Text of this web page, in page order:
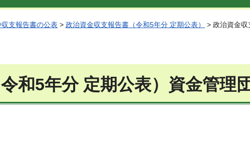
支報告書の公表 > 政治資金収支報告書（令和5年分 定期公表） > 政治資金
和5年分 定期公表）資金管理